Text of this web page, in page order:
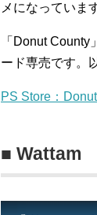
メになっていま
「Donut
ード専売です。
PS Store：
■ Wattam